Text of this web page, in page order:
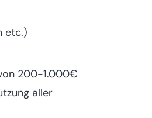
etc.)
200-1.000€
aller